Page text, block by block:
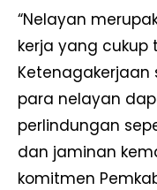
“Nelayan
kerja yang cukup
Ketenagakerjaan
para nelayan
perlindungan
dan jaminan
komitmen